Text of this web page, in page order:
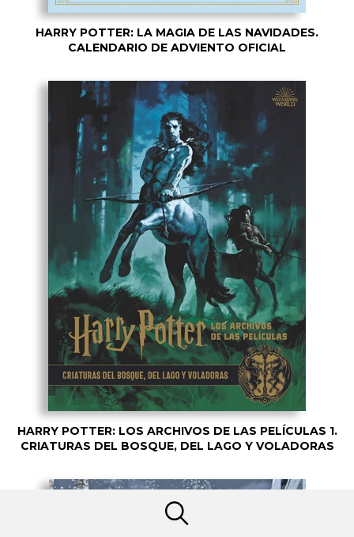
HARRY POTTER: LA MAGIA DE LAS NAVIDADES.
CALENDARIO DE ADVIENTO OFICIAL
HARRY POTTER: LOS ARCHIVOS DE LAS PELÍCULAS 1.
CRIATURAS DEL BOSQUE, DEL LAGO Y VOLADORAS